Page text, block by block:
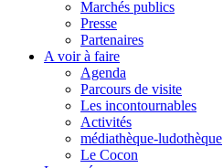
Marchés publics
Presse
Partenaires
A voir à faire
Agenda
Parcours de visite
Les incontournables
Activités
médiathèque-ludothèque
Le Cocon